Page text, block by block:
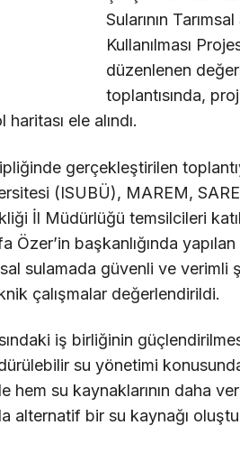
Sularının
Kullanılması
düzenlenen
toplantısında,
ele alındı.
gerçekleştirilen
(ISUBÜ), MAREM,
İl Müdürlüğü temsilcileri
Özer’in başkanlığında
sulamada güvenli ve verimli
çalışmalar değerlendirildi.
iş birliğinin
su yönetimi
su kaynaklarının daha
alternatif bir su kaynağı